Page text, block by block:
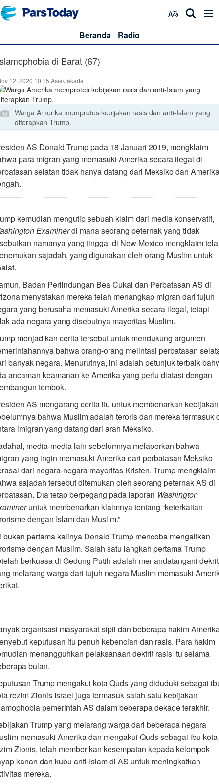
Beranda Radio
di Barat (67)
12, 2020 10:15 Asia/Jakarta
Warga Amerika memprotes kebijakan rasis dan anti-Islam yang
diterapkan Trump.
AS Donald Trump pada 18 Januari 2019, mengklaim
para migran yang memasuki Amerika secara ilegal di
selatan tidak hanya datang dari Meksiko dan Amerika
kemudian mengutip sebuah klaim dari media konservatif,
Examinerdi mana seorang peternak yang tidak
namanya yang tinggal di New Mexico mengklaim
sajadah, yang digunakan oleh orang Muslim untuk
Badan Perlindungan Bea Cukai dan Perbatasan AS di
menyatakan mereka telah menangkap migran dari tujuh
yang berusaha memasuki Amerika secara ilegal, tetapi
ada negara yang disebutnya mayoritas Muslim.
menjadikan cerita tersebut untuk mendukung argumen
bahwa orang-orang melintasi perbatasan
banyak negara. Menurutnya, ini adalah petunjuk terbaik
ancaman keamanan ke Amerika yang perlu diatasi dengan
tembok.
AS mengarang cerita itu untuk membenarkan kebijakan
bahwa Muslim adalah teroris dan mereka termasuk
imigran yang datang dari arah Meksiko.
media-media lain sebelumnya melaporkan bahwa
yang ingin memasuki Amerika dari perbatasan Meksiko
dari negara-negara mayoritas Kristen. Trump mengklaim
sajadah tersebut ditemukan oleh seorang peternak AS di
Dia tetap berpegang pada laporan Washington
untuk membenarkan klaimnya tentang “keterkaitan
dengan Islam dan Muslim.”
bukan pertama kalinya Donald Trump mencoba mengaitkan
dengan Muslim. Salah satu langkah pertama Trump
berkuasa di Gedung Putih adalah menandatangani dekrit
melarang warga dari tujuh negara Muslim memasuki
organisasi masyarakat sipil dan beberapa hakim
keputusan itu penuh kebencian dan rasis. Para hakim
menangguhkan pelaksanaan dektrit rasis itu selama
bulan.
Trump mengakui kota Quds yang diduduki sebagai
rezim Zionis Israel juga termasuk salah satu kebijakan
pemerintah AS dalam beberapa dekade terakhir.
Trump yang melarang warga dari beberapa negara
memasuki Amerika dan mengakui Quds sebagai ibu kota
Zionis, telah memberikan kesempatan kepada kelompok
kanan dan kubu anti-Islam di AS untuk meningkatkan
mereka.